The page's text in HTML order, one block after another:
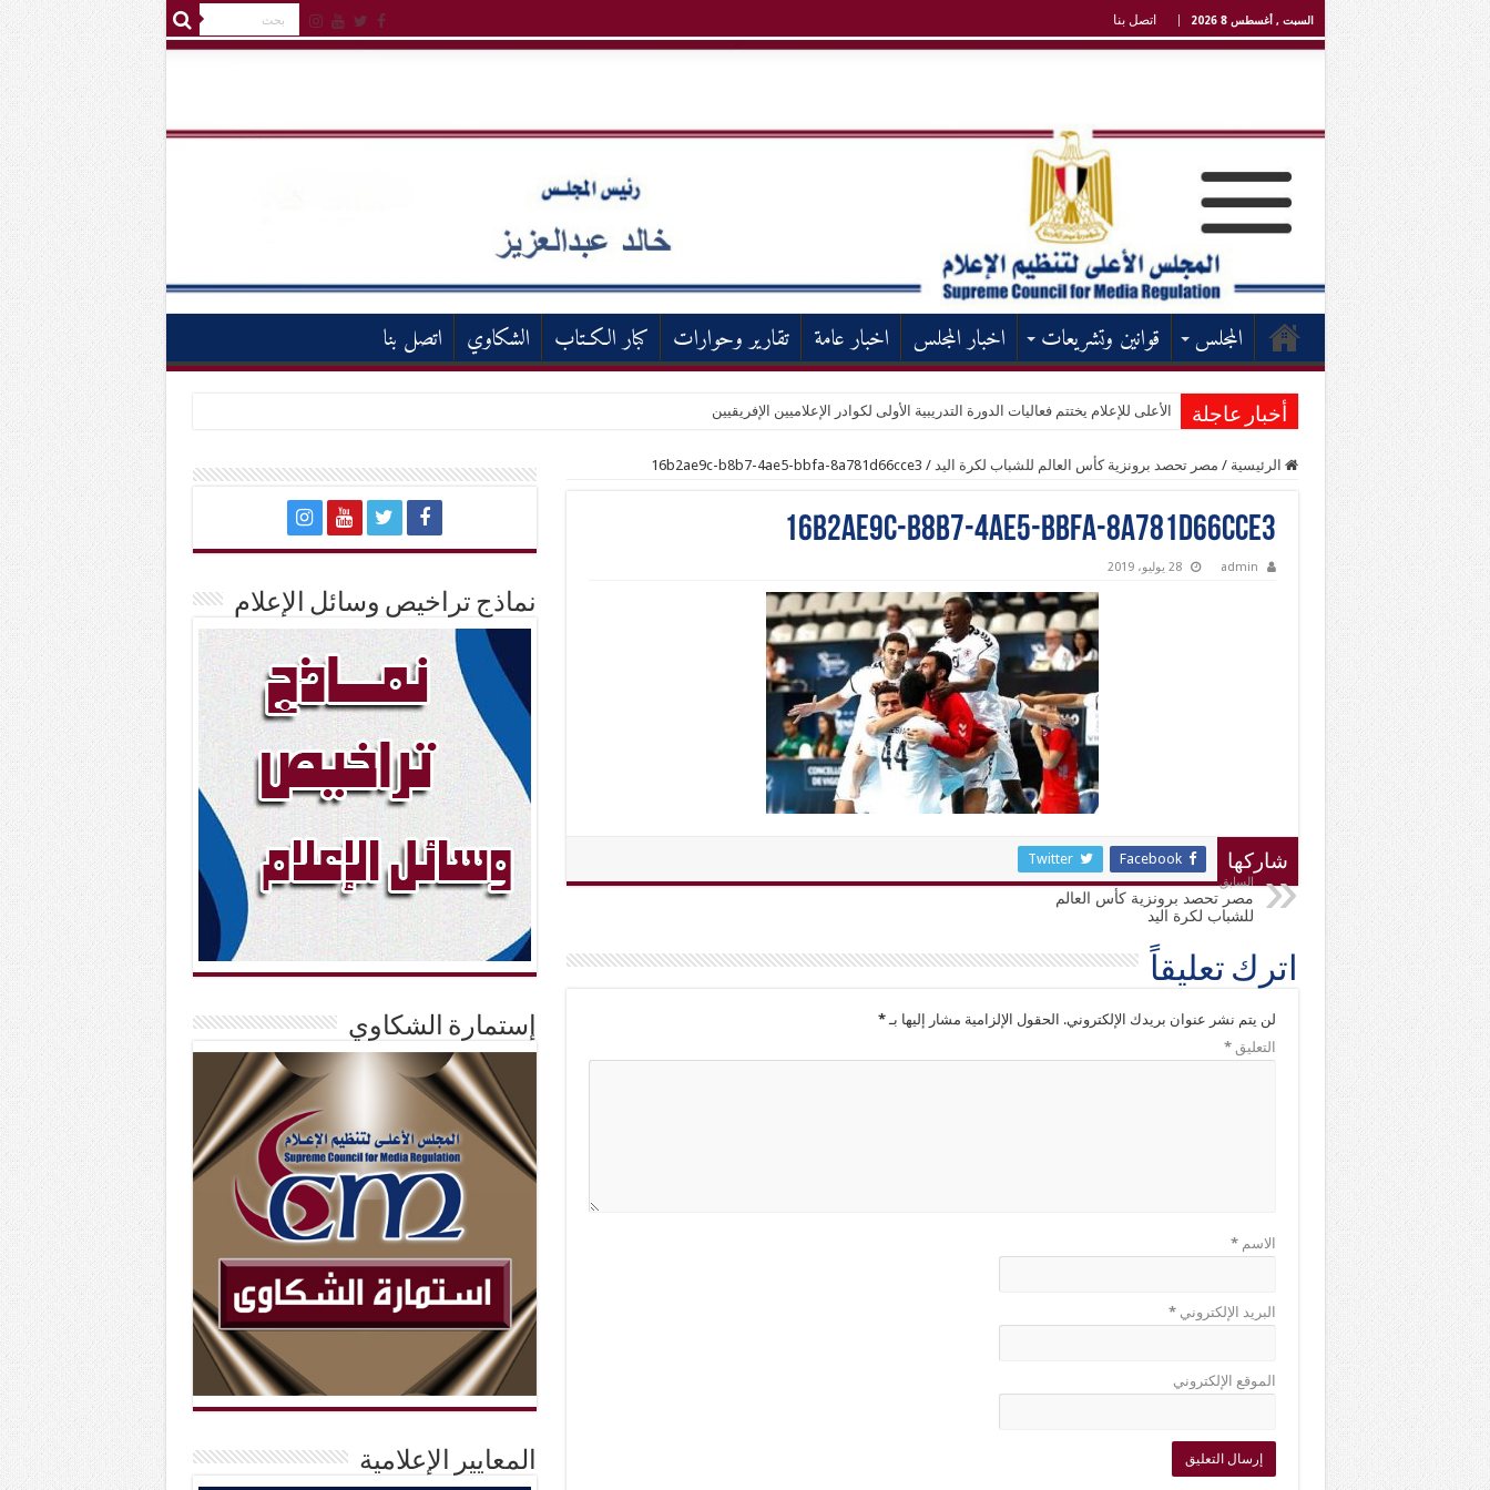
السبت , أغسطس 8 2026 اتصل بنا
المجلس قوانين وتشريعات اخبار المجلس اخبار عامة تقارير وحوارات كبار الكـتاب الشكاوي اتصل بنا
أخبار عاجلة الأعلى للإعلام يختتم فعاليات الدورة التدريبية الأولى لكوادر الإعلاميين الإفريقيين
الرئيسية / مصر تحصد برونزية كأس العالم للشباب لكرة اليد /
16b2ae9c-b8b7-4ae5-bbfa-8a781d66cce3
16b2ae9c-b8b7-4ae5-bbfa-8a781d66cce3
admin 28 يوليو، 2019
شاركها Facebook
Twitter
السابق
مصر تحصد برونزية كأس العالم
للشباب لكرة اليد
اترك تعليقاً
لن يتم نشر عنوان بريدك الإلكتروني. الحقول الإلزامية مشار إليها بـ*
التعليق*
الاسم*
البريد الإلكتروني*
الموقع الإلكتروني
نماذج تراخيص وسائل الإعلام
إستمارة الشكاوي
المعايير الإعلامية